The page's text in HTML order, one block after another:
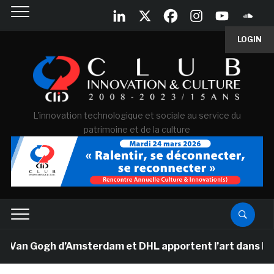
LOGIN
L'innovation technologique et sociale au service du
patrimoine et de la culture
Van Gogh d’Amsterdam et DHL apportent l’art dans